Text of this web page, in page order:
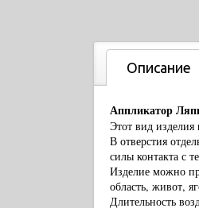
Описание
Аппликатор
Этот вид
В отверстия
силы контакта с
Изделие можно
область, живот,
Длительность